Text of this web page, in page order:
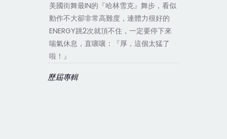
美國街舞最IN的『哈林雪克』舞步，看似
動作不大卻非常高難度，連體力很好的
ENERGY跳2次就頂不住，一定要停下來
喘氣休息，直嚷嚷：『厚，這個太猛了
啦！』
歷屆專輯